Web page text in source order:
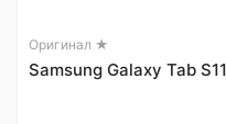
Оригинал ★
Samsung Galaxy Tab